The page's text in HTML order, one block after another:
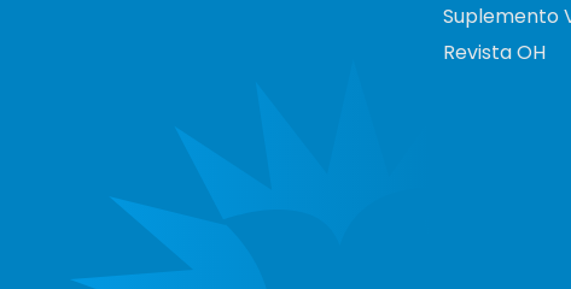
Suplemento
Revista OH